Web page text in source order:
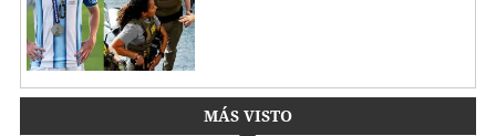
MÁS VISTO